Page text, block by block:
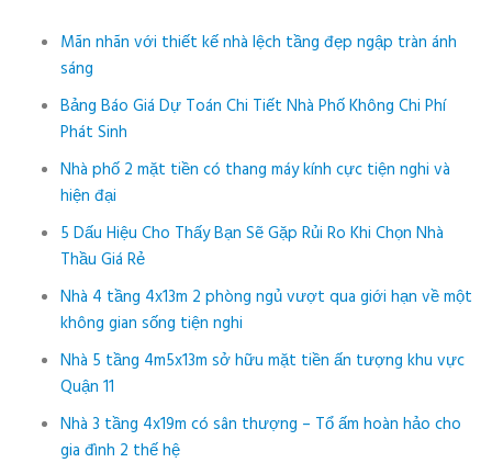
Mãn nhãn với thiết kế nhà lệch tầng đẹp ngập tràn ánh
sáng
Bảng Báo Giá Dự Toán Chi Tiết Nhà Phố Không Chi Phí
Phát Sinh
Nhà phố 2 mặt tiền có thang máy kính cực tiện nghi và
hiện đại
5 Dấu Hiệu Cho Thấy Bạn Sẽ Gặp Rủi Ro Khi Chọn Nhà
Thầu Giá Rẻ
Nhà 4 tầng 4x13m 2 phòng ngủ vượt qua giới hạn về một
không gian sống tiện nghi
Nhà 5 tầng 4m5x13m sở hữu mặt tiền ấn tượng khu vực
Quận 11
Nhà 3 tầng 4x19m có sân thượng – Tổ ấm hoàn hảo cho
gia đình 2 thế hệ